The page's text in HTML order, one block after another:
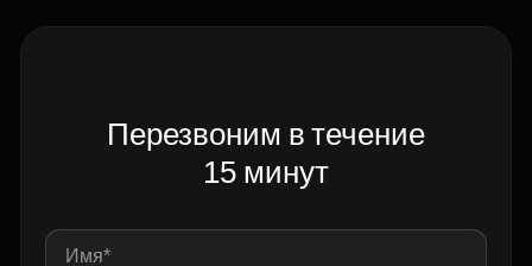
Перезвоним в течение
15 минут